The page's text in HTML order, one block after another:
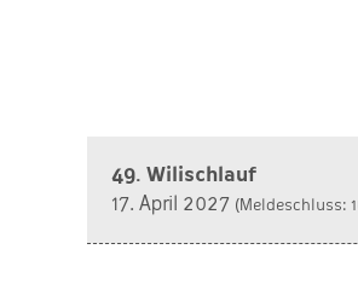
49. Wilischlauf
17. April 2027 (Meldeschluss: